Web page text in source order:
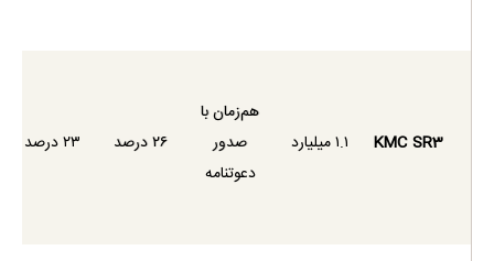
KMC SR3 ۱.۱ میلیارد
هم‌زمان با
صدور
دعوتنامه
۲۶ درصد ۲۳ درصد